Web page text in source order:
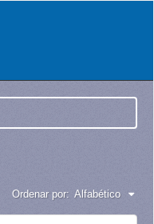
Ordenar por: Alfabético